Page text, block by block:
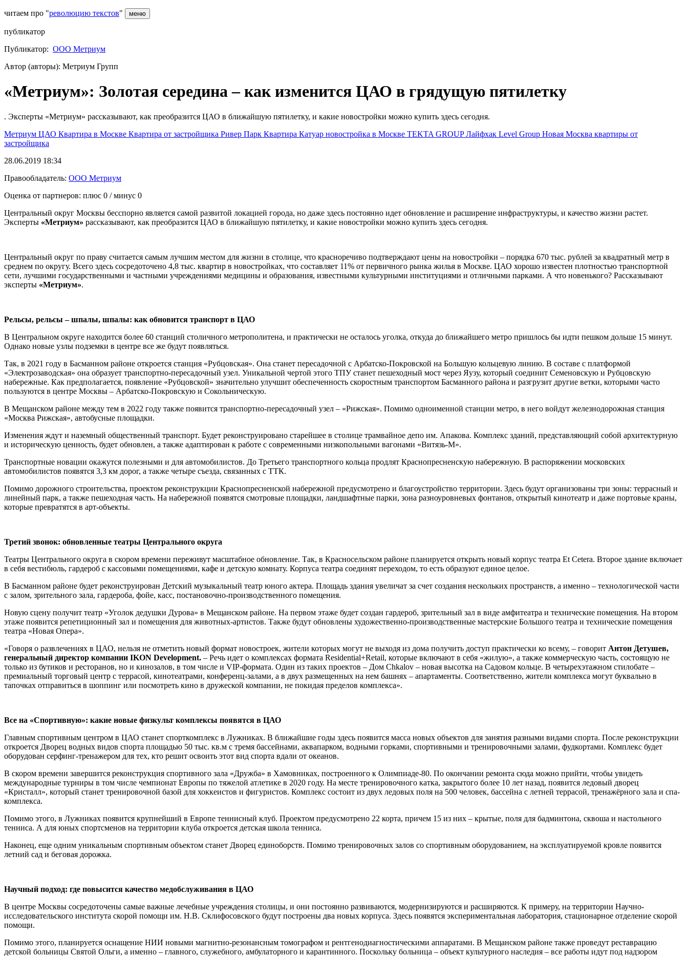
читаем про "революцию текстов" меню
публикатор
Публикатор: ООО Метриум
Автор (авторы): Метриум Групп
«Метриум»: Золотая середина – как изменится ЦАО в грядущую пятилетку
. Эксперты «Метриум» рассказывают, как преобразится ЦАО в ближайшую пятилетку, и какие новостройки можно купить здесь сегодня.
Метриум ЦАО Квартира в Москве Квартира от застройщика Ривер Парк Квартира Катуар новостройка в Москве TEKTA GROUPЛайфхак Level Group Новая Москва квартиры от
застройщика
28.06.2019 18:34
Правообладатель: ООО Метриум
Оценка от партнеров: плюс 0 / минус 0
Центральный округ Москвы бесспорно является самой развитой локацией города, но даже здесь постоянно идет обновление и расширение инфраструктуры, и качество жизни растет.
Эксперты «Метриум» рассказывают, как преобразится ЦАО в ближайшую пятилетку, и какие новостройки можно купить здесь сегодня.
Центральный округ по праву считается самым лучшим местом для жизни в столице, что красноречиво подтверждают цены на новостройки – порядка 670 тыс. рублей за квадратный метр в
среднем по округу. Всего здесь сосредоточено 4,8 тыс. квартир в новостройках, что составляет 11% от первичного рынка жилья в Москве. ЦАО хорошо известен плотностью транспортной
сети, лучшими государственными и частными учреждениями медицины и образования, известными культурными институциями и отличными парками. А что новенького? Рассказывают
эксперты «Метриум».
Рельсы, рельсы – шпалы, шпалы: как обновится транспорт в ЦАО
В Центральном округе находится более 60 станций столичного метрополитена, и практически не осталось уголка, откуда до ближайшего метро пришлось бы идти пешком дольше 15 минут.
Однако новые узлы подземки в центре все же будут появляться.
Так, в 2021 году в Басманном районе откроется станция «Рубцовская». Она станет пересадочной с Арбатско-Покровской на Большую кольцевую линию. В составе с платформой
«Электрозаводская» она образует транспортно-пересадочный узел. Уникальной чертой этого ТПУ станет пешеходный мост через Яузу, который соединит Семеновскую и Рубцовскую
набережные. Как предполагается, появление «Рубцовской» значительно улучшит обеспеченность скоростным транспортом Басманного района и разгрузит другие ветки, которыми часто
пользуются в центре Москвы – Арбатско-Покровскую и Сокольническую.
В Мещанском районе между тем в 2022 году также появится транспортно-пересадочный узел – «Рижская». Помимо одноименной станции метро, в него войдут железнодорожная станция
«Москва Рижская», автобусные площадки.
Изменения ждут и наземный общественный транспорт. Будет реконструировано старейшее в столице трамвайное депо им. Апакова. Комплекс зданий, представляющий собой архитектурную
и историческую ценность, будет обновлен, а также адаптирован к работе с современными низкопольными вагонами «Витязь-М».
Транспортные новации окажутся полезными и для автомобилистов. До Третьего транспортного кольца продлят Краснопресненскую набережную. В распоряжении московских
автомобилистов появятся 3,3 км дорог, а также четыре съезда, связанных с ТТК.
Помимо дорожного строительства, проектом реконструкции Краснопресненской набережной предусмотрено и благоустройство территории. Здесь будут организованы три зоны: террасный и
линейный парк, а также пешеходная часть. На набережной появятся смотровые площадки, ландшафтные парки, зона разноуровневых фонтанов, открытый кинотеатр и даже портовые краны,
которые превратятся в арт-объекты.
Третий звонок: обновленные театры Центрального округа
Театры Центрального округа в скором времени переживут масштабное обновление. Так, в Красносельском районе планируется открыть новый корпус театра Et Cetera. Второе здание включает
в себя вестибюль, гардероб с кассовыми помещениями, кафе и детскую комнату. Корпуса театра соединят переходом, то есть образуют единое целое.
В Басманном районе будет реконструирован Детский музыкальный театр юного актера. Площадь здания увеличат за счет создания нескольких пространств, а именно – технологической части
с залом, зрительного зала, гардероба, фойе, касс, постановочно-производственного помещения.
Новую сцену получит театр «Уголок дедушки Дурова» в Мещанском районе. На первом этаже будет создан гардероб, зрительный зал в виде амфитеатра и технические помещения. На втором
этаже появится репетиционный зал и помещения для животных-артистов. Также будут обновлены художественно-производственные мастерские Большого театра и технические помещения
театра «Новая Опера».
«Говоря о развлечениях в ЦАО, нельзя не отметить новый формат новостроек, жители которых могут не выходя из дома получить доступ практически ко всему, – говорит Антон Детушев,
генеральный директор компании IKON Development. – Речь идет о комплексах формата Residential+Retail, которые включают в себя «жилую», а также коммерческую часть, состоящую не
только из бутиков и ресторанов, но и кинозалов, в том числе и VIP-формата. Один из таких проектов – Дом Chkalov – новая высотка на Садовом кольце. В четырехэтажном стилобате –
премиальный торговый центр с террасой, кинотеатрами, конференц-залами, а в двух размещенных на нем башнях – апартаменты. Соответственно, жители комплекса могут буквально в
тапочках отправиться в шоппинг или посмотреть кино в дружеской компании, не покидая пределов комплекса».
Все на «Спортивную»: какие новые физкульт комплексы появятся в ЦАО
Главным спортивным центром в ЦАО станет спорткомплекс в Лужниках. В ближайшие годы здесь появится масса новых объектов для занятия разными видами спорта. После реконструкции
откроется Дворец водных видов спорта площадью 50 тыс. кв.м с тремя бассейнами, аквапарком, водными горками, спортивными и тренировочными залами, фудкортами. Комплекс будет
оборудован серфинг-тренажером для тех, кто решит освоить этот вид спорта вдали от океанов.
В скором времени завершится реконструкция спортивного зала «Дружба» в Хамовниках, построенного к Олимпиаде-80. По окончании ремонта сюда можно прийти, чтобы увидеть
международные турниры в том числе чемпионат Европы по тяжелой атлетике в 2020 году. На месте тренировочного катка, закрытого более 10 лет назад, появится ледовый дворец
«Кристалл», который станет тренировочной базой для хоккеистов и фигуристов. Комплекс состоит из двух ледовых поля на 500 человек, бассейна с летней террасой, тренажёрного зала и спа-
комплекса.
Помимо этого, в Лужниках появится крупнейший в Европе теннисный клуб. Проектом предусмотрено 22 корта, причем 15 из них – крытые, поля для бадминтона, сквоша и настольного
тенниса. А для юных спортсменов на территории клуба откроется детская школа тенниса.
Наконец, еще одним уникальным спортивным объектом станет Дворец единоборств. Помимо тренировочных залов со спортивным оборудованием, на эксплуатируемой кровле появится
летний сад и беговая дорожка.
Научный подход: где повысится качество медобслуживания в ЦАО
В центре Москвы сосредоточены самые важные лечебные учреждения столицы, и они постоянно развиваются, модернизируются и расширяются. К примеру, на территории Научно-
исследовательского института скорой помощи им. Н.В. Склифосовского будут построены два новых корпуса. Здесь появятся экспериментальная лаборатория, стационарное отделение скорой
помощи.
Помимо этого, планируется оснащение НИИ новыми магнитно-резонансным томографом и рентгенодиагностическими аппаратами. В Мещанском районе также проведут реставрацию
детской больницы Святой Ольги, а именно – главного, служебного, амбулаторного и карантинного. Поскольку больница – объект культурного наследия – все работы идут под надзором